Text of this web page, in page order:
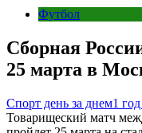
Футбол
Сборная
25 марта в
Спорт день за днем1
Товарищеский матч